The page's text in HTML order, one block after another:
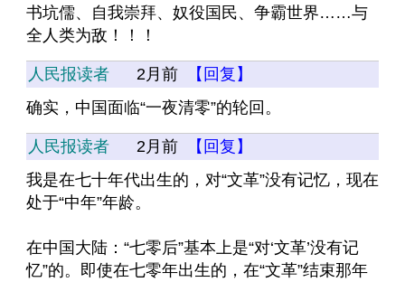
书坑儒、自我崇拜、奴役国民、争霸世界……与
全人类为敌！！！
人民报读者 2月前
【回复】
确实，中国面临“一夜清零”的轮回。
人民报读者 2月前
【回复】
我是在七十年代出生的，对“文革”没有记忆，现在
处于“中年”年龄。
在中国大陆：“七零后”基本上是“对‘文革’没有记
忆”的。即使在七零年出生的，在“文革”结束那年